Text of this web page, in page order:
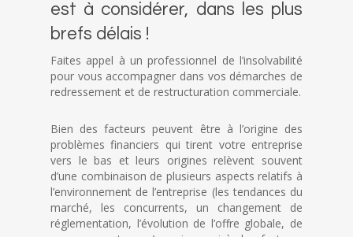
est à considérer, dans les plus
brefs délais !
Faites appel à un professionnel de l’insolvabilité
pour vous accompagner dans vos démarches de
redressement et de restructuration commerciale.
Bien des facteurs peuvent être à l’origine des
problèmes financiers qui tirent votre entreprise
vers le bas et leurs origines relèvent souvent
d’une combinaison de plusieurs aspects relatifs à
l’environnement de l’entreprise (les tendances du
marché, les concurrents, un changement de
réglementation, l’évolution de l’offre globale, de